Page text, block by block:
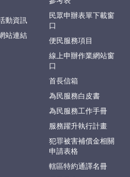
動資訊
站連結
民眾申辦表單下載窗
口
便民服務項目
線上申辦作業網站窗
口
首長信箱
為民服務白皮書
為民服務工作手冊
服務躍升執行計畫
犯罪被害補償金相關
申請表格
轄區特約通譯名冊